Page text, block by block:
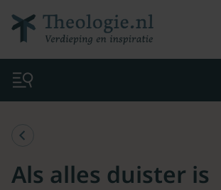
Als alles duister is